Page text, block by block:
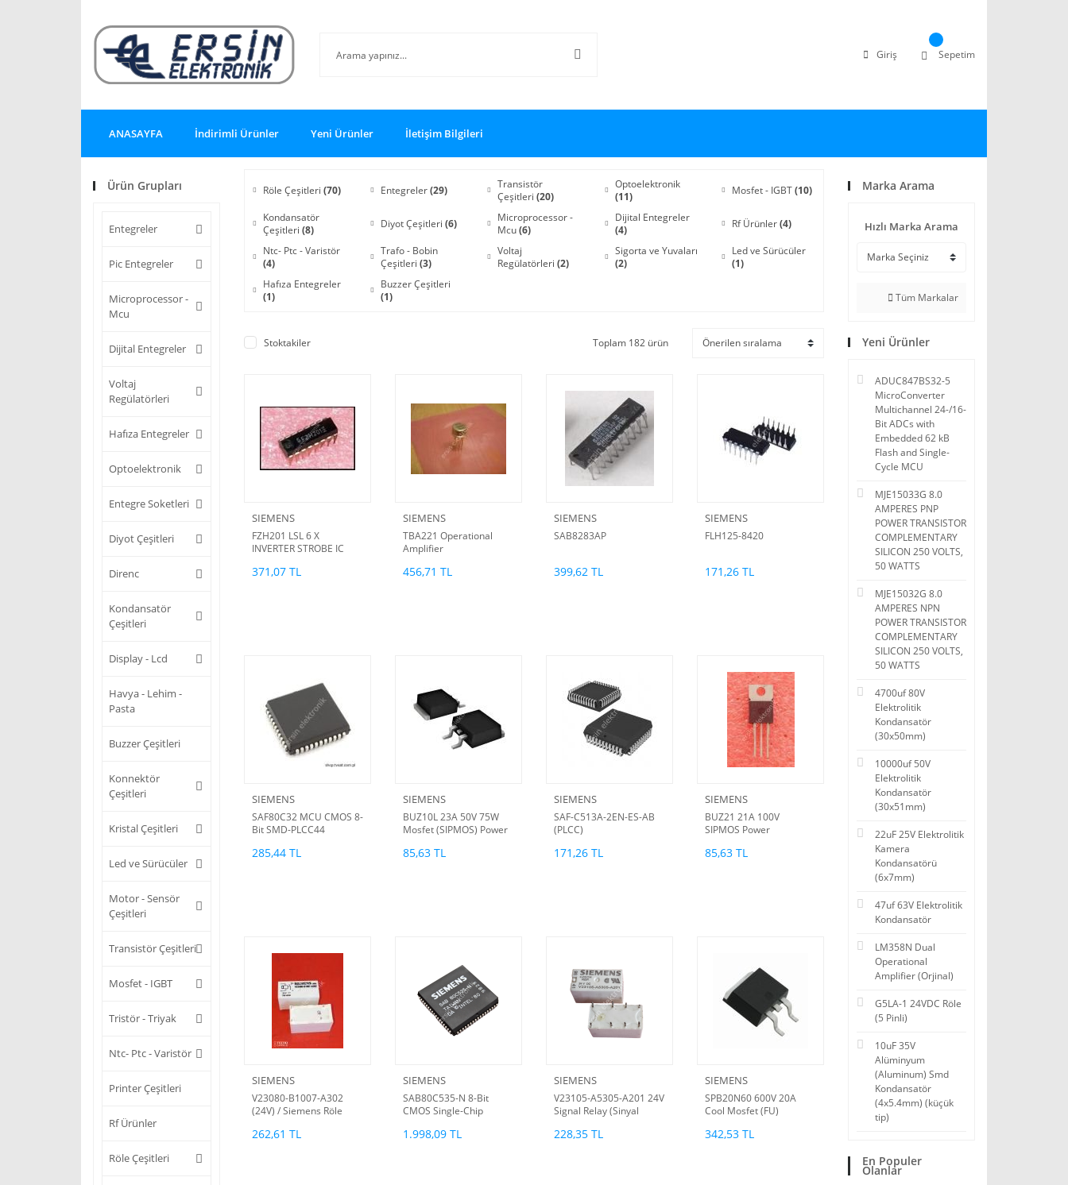
Giriş Sepetim
ANASAYFA İndirimli Ürünler Yeni Ürünler İletişim Bilgileri
Ürün Grupları
Entegreler
Pic Entegreler
Microprocessor -
Mcu
Dijital Entegreler
Voltaj
Regülatörleri
Hafıza Entegreler
Optoelektronik
Entegre Soketleri
Diyot Çeşitleri
Direnc
Kondansatör
Çeşitleri
Display - Lcd
Havya - Lehim -
Pasta
Buzzer Çeşitleri
Konnektör
Çeşitleri
Kristal Çeşitleri
Led ve Sürücüler
Motor - Sensör
Çeşitleri
Transistör Çeşitleri
Mosfet - IGBT
Tristör - Triyak
Ntc- Ptc - Varistör
Printer Çeşitleri
Rf Ürünler
Röle Çeşitleri
Röle Çeşitleri (70) Entegreler(29)
Transistör
Çeşitleri(20)
Optoelektronik
(11)
Mosfet - IGBT(10)
Kondansatör
Çeşitleri (8) Diyot Çeşitleri (6)
Microprocessor -
Mcu(6)
Dijital Entegreler
(4)
Rf Ürünler(4)
Ntc- Ptc - Varistör
(4)
Trafo - Bobin
Çeşitleri (3)
Voltaj
Regülatörleri(2)
Sigorta ve Yuvaları
(2)
Led ve Sürücüler
(1)
Hafıza Entegreler
(1)
Buzzer Çeşitleri
(1)
Stoktakiler Toplam 182 ürün
SIEMENS
FZH201 LSL 6 X
INVERTER STROBE IC
371,07 TL
SIEMENS
TBA221 Operational
Amplifier
456,71 TL
SIEMENS
SAB8283AP
399,62 TL
SIEMENS
FLH125-8420
171,26 TL
SIEMENS
SAF80C32 MCU CMOS 8-
Bit SMD-PLCC44
285,44 TL
SIEMENS
BUZ10L 23A 50V 75W
Mosfet (SIPMOS) Power
85,63 TL
SIEMENS
SAF-C513A-2EN-ES-AB
(PLCC)
171,26 TL
SIEMENS
BUZ21 21A 100V
SIPMOS Power
85,63 TL
SIEMENS
V23080-B1007-A302
(24V) / Siemens Röle
16A ORJİNAL 4 PİN
262,61 TL
SIEMENS
SAB80C535-N 8-Bit
CMOS Single-Chip
1.998,09 TL
SIEMENS
V23105-A5305-A201 24V
Signal Relay (Sinyal
228,35 TL
SIEMENS
SPB20N60 600V 20A
Cool Mosfet (FU)
342,53 TL
Marka Arama
Hızlı Marka Arama
Tüm Markalar
Yeni Ürünler
ADUC847BS32-5
MicroConverter
Multichannel 24-/16-
Bit ADCs with
Embedded 62 kB
Flash and Single-
Cycle MCU
MJE15033G 8.0
AMPERES PNP
POWER TRANSISTOR
COMPLEMENTARY
SILICON 250 VOLTS,
50 WATTS
MJE15032G 8.0
AMPERES NPN
POWER TRANSISTOR
COMPLEMENTARY
SILICON 250 VOLTS,
50 WATTS
4700uf 80V
Elektrolitik
Kondansatör
(30x50mm)
10000uf 50V
Elektrolitik
Kondansatör
(30x51mm)
22uF 25V Elektrolitik
Kamera
Kondansatörü
(6x7mm)
47uf 63V Elektrolitik
Kondansatör
LM358N Dual
Operational
Amplifier (Orjinal)
G5LA-1 24VDC Röle
(5 Pinli)
10uF 35V
Alüminyum
(Aluminum) Smd
Kondansatör
(4x5.4mm) (küçük
tip)
En Populer
Olanlar